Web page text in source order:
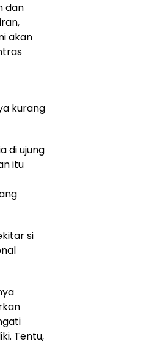
dan
akan
kurang
di ujung
itu
si
Tentu,